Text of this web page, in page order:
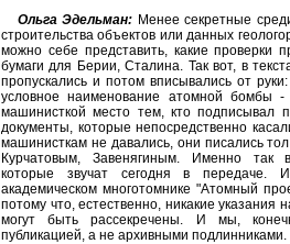
Ольга Эдельман: Менее секретные
строительства объектов или данных
можно себе представить, какие проверки
бумаги для Берии, Сталина. Так вот, в
пропускались и потом вписывались от
условное наименование атомной бомбы
машинисткой место тем, кто подписывал
документы, которые непосредственно
машинисткам не давались, они писались
Курчатовым, Завенягиным. Именно так
которые звучат сегодня в передаче.
академическом многотомнике "Атомный
потому что, естественно, никакие
могут быть рассекречены. И мы,
публикацией, а не архивными подлинниками.